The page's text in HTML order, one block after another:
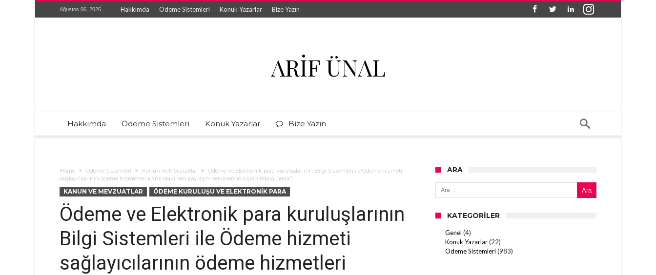
Ağustos 06, 2026 Hakkımda Ödeme Sistemleri Konuk Yazarlar Bize Yazın
ARIF ÜNAL
Hakkımda Ödeme Sistemleri Konuk Yazarlar Bize Yazın
Home Ödeme Sistemleri Kanun ve Mevzuatlar
Ödeme ve Elektronik para kuruluşlarının Bilgi Sistemleri ile Ödeme hizmeti
sağlayıcılarının ödeme hizmetleri alanındaki Veri paylaşım servislerine ilişkin tebliğ nedir?
KANUN VE MEVZUATLAR ÖDEME KURULUŞU VE ELEKTRONIK PARA
Ödeme ve Elektronik para kuruluşlarının
Bilgi Sistemleri ile Ödeme hizmeti
sağlayıcılarının ödeme hizmetleri
ARA
Arama:
KATEGORILER
Genel (4)
Konuk Yazarlar(22)
Ödeme Sistemleri(983)